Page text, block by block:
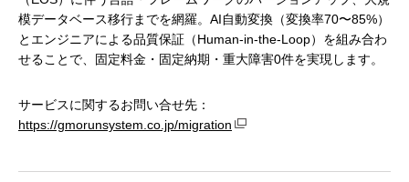
模データベース移行までを網羅。AI自動変換（変換率70〜85%）
とエンジニアによる品質保証（Human-in-the-Loop）を組み合わ
せることで、固定料金・固定納期・重大障害0件を実現します。
サービスに関するお問い合せ先：
https://gmorunsystem.co.jp/migration